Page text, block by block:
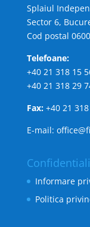
Splaiul
Sector 6,
Cod postal
Telefoane:
+40 21 318 15
+40 21 318 29
Fax: +40 21
E-mail:
Informare
Politica